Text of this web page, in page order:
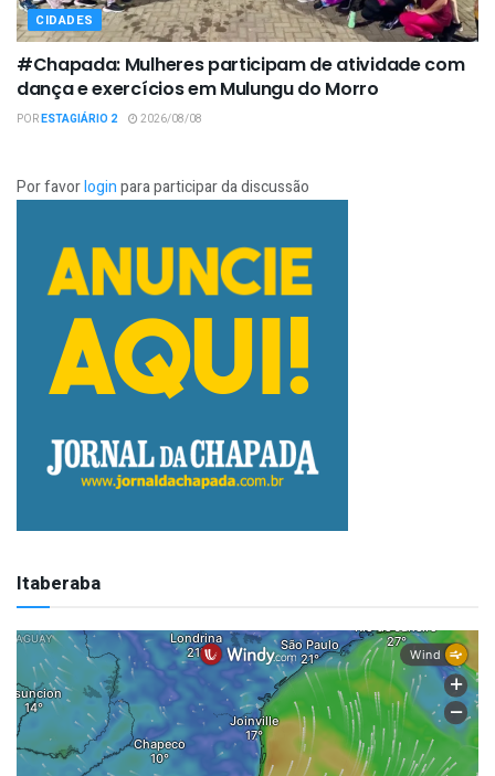
CIDADES
#Chapada: Mulheres participam de atividade com
dança e exercícios em Mulungu do Morro
PORESTAGIÁRIO 2 2026/08/08
Por favorloginpara participar da discussão
Itaberaba